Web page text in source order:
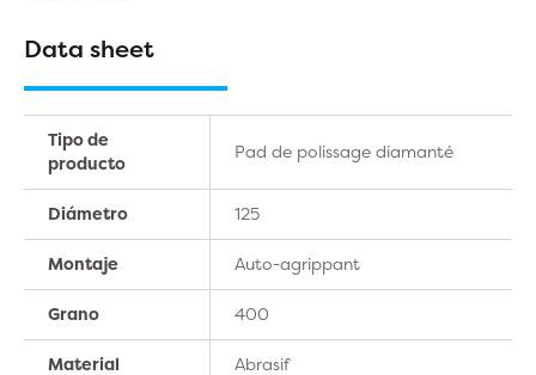
Data sheet
Tipo de
producto
Pad de polissage diamanté
Diámetro 125
Montaje Auto-agrippant
Grano 400
Material Abrasif